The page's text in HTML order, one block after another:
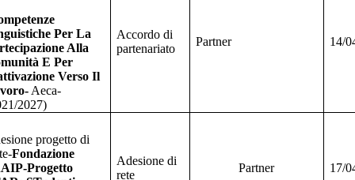
Per La
Alla
E Per
Verso Il
Aeca-
2027)
Accordo di
partenariato
Partner 14/
progetto di
Fondazione
Progetto
Adesione di
rete
Partner 17/